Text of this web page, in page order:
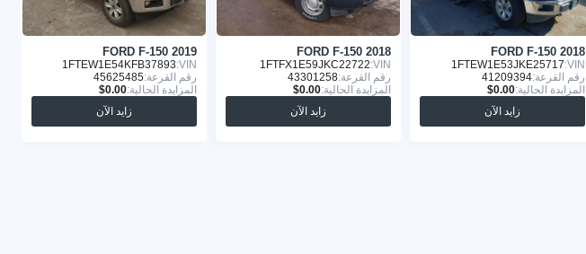
FORD F-150 2018
VIN:
1FTEW1E53JKE25717
رقم القرعة:41209394
المزايدة الحالية:
زايد الآن
FORD F-150 2018
VIN:
1FTFX1E59JKC22722
رقم القرعة:43301258
المزايدة الحالية:
زايد الآن
FORD F-150 2019
VIN:
1FTEW1E54KFB37893
رقم القرعة:45625485
المزايدة الحالية:
زايد الآن